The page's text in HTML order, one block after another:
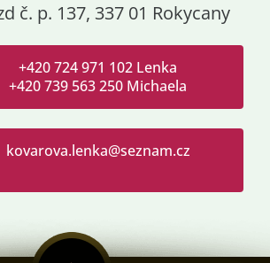
č. p. 137, 337 01 Rokycany
+420 724 971 102 Lenka
+420 739 563 250 Michaela
kovarova.lenka@seznam.cz